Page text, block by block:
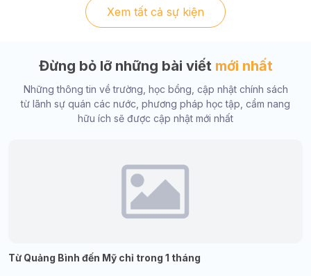
Xem tất cả sự kiện
Đừng bỏ lỡ những bài viết mới nhất
Những thông tin về trường, học bổng, cập nhật chính sách
từ lãnh sự quán các nước, phương pháp học tập, cẩm nang
hữu ích sẽ được cập nhật mới nhất
Từ Quảng Bình đến Mỹ chỉ trong 1 tháng